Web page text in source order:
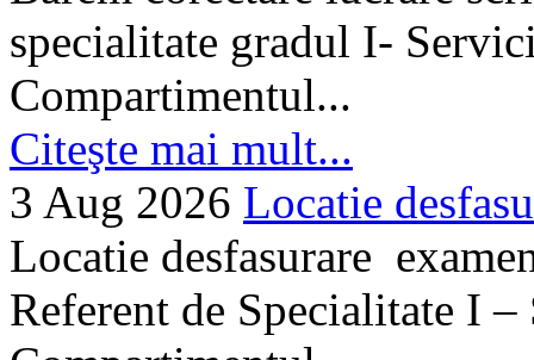
specialitate gradul I-
Compartimentul...
Citeşte mai mult...
3 Aug 2026 Locatie
Locatie desfasurare
Referent de Specialitate I